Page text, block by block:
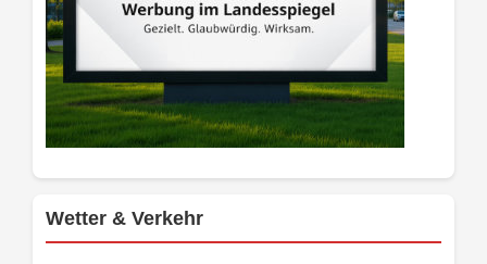
Wetter & Verkehr